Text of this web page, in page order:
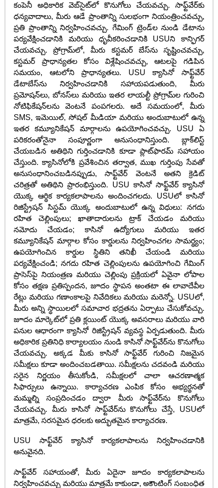
కంపెనీ అధికారిక వెబ్‌సైట్‌లో కొనుగోలు చేయవచ్చు. సాఫ్ట్‌వేర్‌కు
ధన్యవాదాలు, మీరు ఆడే ప్రాంతాన్ని సులభంగా నియంత్రించవచ్చు,
ప్రతి ప్రాంతాన్ని నిర్వహించవచ్చు. గేమింగ్ ట్రెండ్‌ల నుండి డేటాను
పర్యవేక్షించడానికి మరియు ధృవీకరించడానికి USUని కాన్ఫిగర్
చేయవచ్చు. ప్రోగ్రామ్‌లో, మీరు కస్టమర్ బేస్‌ను సృష్టించవచ్చు,
కస్టమర్ ప్రాధాన్యతల కోసం విశ్లేషించవచ్చు, ఆటలపై గడిపిన
సమయం, ఆటలోని ప్రాధాన్యతలు. USU క్యాసినో సాఫ్ట్‌వేర్
డేటాబేస్‌ను నిర్వహించడానికి సహాయపడుతుంది, మీరు
ప్రమోషన్‌లు, బోనస్‌లు మరియు ఇతర లాయల్టీ ప్రోగ్రామ్‌ల గురించి
నోటిఫికేషన్‌లను వెంటనే పంపగలరు. అదే సమయంలో, మీరు
SMS, ఇమెయిల్, సోషల్ మీడియా మరియు అందుబాటులో ఉన్న
ఇతర కమ్యూనికేషన్ మార్గాలను ఉపయోగించవచ్చు. USU ఏ
పరికరంతోనైనా సంపూర్ణంగా అనుసంధానిస్తుంది. బ్లాక్‌లిస్ట్
చేయబడిన అతిథిని గుర్తించడానికి కూడా ప్లాట్‌ఫారమ్ సహాయం
చేస్తుంది. క్యాసినోలోకి ప్రవేశించిన తర్వాత, ముఖ గుర్తింపు సేవతో
అనుసంధానించబడినప్పుడు, సాఫ్ట్‌వేర్ వెంటనే అతని క్రెడిట్
చరిత్రతో అతిథిని ప్రారంభిస్తుంది. USU కాసినో సాఫ్ట్‌వేర్ క్యాసినో
యొక్క ఆర్థిక కార్యకలాపాలను అందించగలదు. USUలో కాసినో
రిజిస్ట్రేషన్ సిస్టమ్ యొక్క అందుబాటులో ఉన్న విధులు: నగదు
రహిత చెల్లింపులు; ఖాతాదారులను ట్రాక్ చేయడం మరియు
నమోదు చేయడం; కాసినో ఉద్యోగులు మరియు ఇతర
కమ్యూనికేషన్ మార్గాల కోసం కార్డులను నిర్వహించగల సామర్థ్యం;
ఉపయోగించిన కార్డుల స్థితిని తనిఖీ చేయండి మరియు
పర్యవేక్షించండి; నగదు రహిత చెల్లింపులను ఉపయోగించి గేమింగ్
ప్రాసెస్‌పై నియంత్రణ మరియు చెల్లింపు ప్రక్రియలో ఏవైనా లోపాల
కోసం తక్షణ ప్రతిస్పందన, జూదం స్థాపన అంతటా ఈ లావాదేవీల
రేట్లు మరియు గణాంకాలపై నివేదికలు మరియు మరెన్నో. USUలో,
మీరు అన్ని స్థాయిలలో సమాచార భద్రతను ఏర్పాటు చేసుకోవచ్చు.
జూదం మార్కెట్‌లో ప్రతి క్లయింట్ యొక్క అవసరాలు మరియు వారి
పనుల ఆధారంగా క్యాసినో రిజిస్ట్రేషన్ వ్యవస్థ ఏర్పడుతుంది. మీరు
అధికారిక ప్రతినిధి కార్యాలయం నుండి కాసినో సాఫ్ట్‌వేర్‌ను కొనుగోలు
చేయవచ్చు. అక్కడ మీకు కాసినో సాఫ్ట్‌వేర్ గురించి నిజమైన
సమీక్షలు కూడా అందించబడతాయి. సమీక్షలను చదవండి మరియు
సరైన నిర్ణయం తీసుకోండి, సమీక్షలలో చాలా ఆచరణాత్మక
సిఫార్సులు ఉన్నాయి. కార్యాచరణ ఎంపిక కోసం అభ్యర్థనతో
మమ్మల్ని సంప్రదించడం ద్వారా మీరు సాఫ్ట్‌వేర్‌ను కొనుగోలు
చేయవచ్చు. మీరు కాసినో సాఫ్ట్‌వేర్‌ను కొనుగోలు చేస్తే, USUలో
మాత్రమే, సరసమైన ధరలకు అద్భుతమైన కార్యాచరణ.
USU సాఫ్ట్‌వేర్ క్యాసినో కార్యకలాపాలను నిర్వహించడానికి
అనువైనది.
సాఫ్ట్‌వేర్ సహాయంతో, మీరు ఏదైనా జూదం కార్యకలాపాలను
నిర్వహించవచ్చు మరియు మాత్రమే కాకుండా, అకౌంటింగ్ సంబంధిత